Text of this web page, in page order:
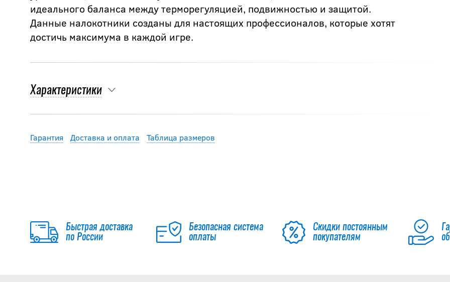
идеального баланса между терморегуляцией, подвижностью и защитой.
Данные налокотники созданы для настоящих профессионалов, которые хотят
достичь максимума в каждой игре.
Характеристики
Гарантия Доставка и оплата Таблица размеров
Быстрая доставка
по России
Безопасная система
оплаты
Скидки постоянным
покупателям